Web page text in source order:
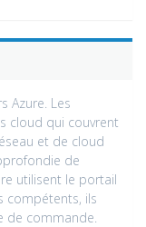
Azure. Les
cloud qui couvrent
et de cloud
de
utilisent le portail
compétents, ils
de commande.